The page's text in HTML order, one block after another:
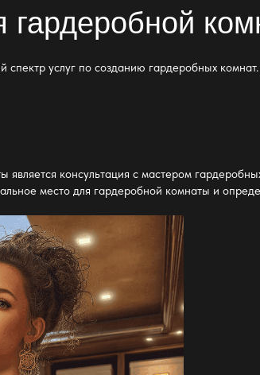
гардеробной
спектр услуг по созданию гардеробных
консультация с мастером
место для гардеробной комнаты и